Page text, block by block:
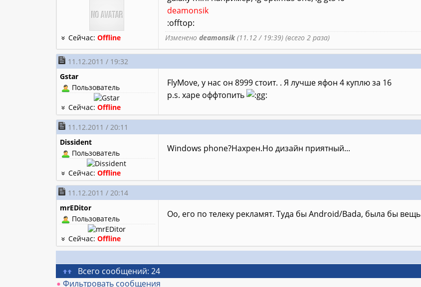
Сейчас:Offline
deamonsik
:offtop:
Изменено deamonsik(11.12 / 19:39) (всего 2 раза)
11.12.2011 / 19:32
Gstar
Пользователь
Сейчас:Offline
FlyMove, у нас он 8999 стоит. . Я лучше яфон 4 куплю за 16
p.s. харе оффтопить
11.12.2011 / 20:11
Dissident
Пользователь
Сейчас:Offline
Windows phone?Нахрен.Но дизайн приятный...
11.12.2011 / 20:14
mrEDitor
Пользователь
Сейчас:Offline
Оо, его по телеку рекламят. Туда бы Android/Bada, была бы вещь
Всего сообщений: 24
Фильтровать сообщения